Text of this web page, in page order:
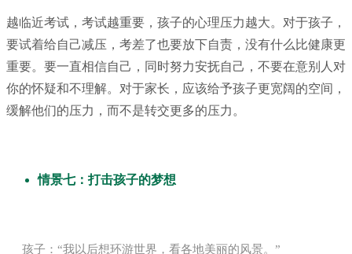
越临近考试，考试越重要，孩子的心理压力越大。对于孩子，
要试着给自己减压，考差了也要放下自责，没有什么比健康更
重要。要一直相信自己，同时努力安抚自己，不要在意别人对
你的怀疑和不理解。对于家长，应该给予孩子更宽阔的空间，
缓解他们的压力，而不是转交更多的压力。
情景七：打击孩子的梦想
孩子：“我以后想环游世界，看各地美丽的风景。”